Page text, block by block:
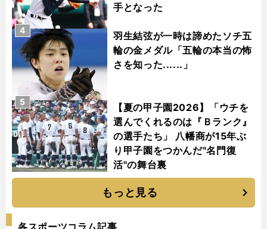
手となった
羽生結弦が一時は諦めたソチ五
輪の金メダル「五輪の本当の怖
さを知った......」
4
【夏の甲子園2026】「ウチを
選んでくれるのは『Ｂランク』
の選手たち」 八幡商が15年ぶ
り甲子園をつかんだ"名門復
活"の舞台裏
5
もっと見る